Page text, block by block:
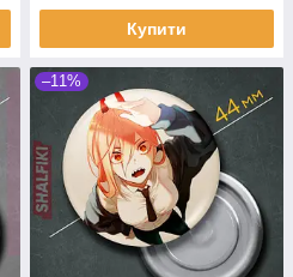
Купити
–11%